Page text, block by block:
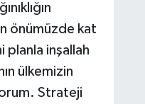
önümüzde kat
planla inşallah
ülkemizin
Strateji